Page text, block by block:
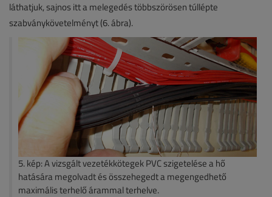
láthatjuk, sajnos itt a melegedés többszörösen túllépte
szabványkövetelményt (6. ábra).
5. kép: A vizsgált vezetékkötegek PVC szigetelése a hő
hatására megolvadt és összehegedt a megengedhető
maximális terhelő árammal terhelve.